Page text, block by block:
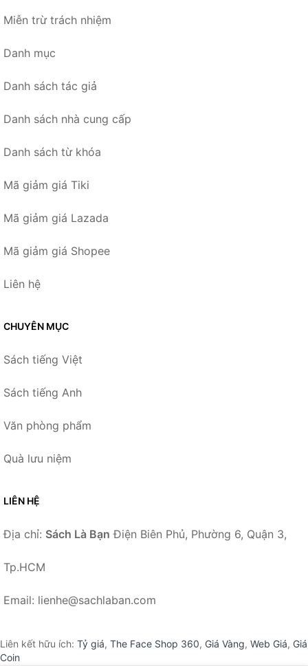
Miễn trừ trách nhiệm
Danh mục
Danh sách tác giả
Danh sách nhà cung cấp
Danh sách từ khóa
Mã giảm giá Tiki
Mã giảm giá Lazada
Mã giảm giá Shopee
Liên hệ
CHUYÊN MỤC
Sách tiếng Việt
Sách tiếng Anh
Văn phòng phẩm
Quà lưu niệm
LIÊN HỆ
Địa chỉ: Sách Là Bạn Điện Biên Phủ, Phường 6, Quận 3,
Tp.HCM
Email: lienhe@sachlaban.com
Liên kết hữu ích: Tỷ giá, The Face Shop 360, Giá Vàng, Web Giá, Giá
Coin